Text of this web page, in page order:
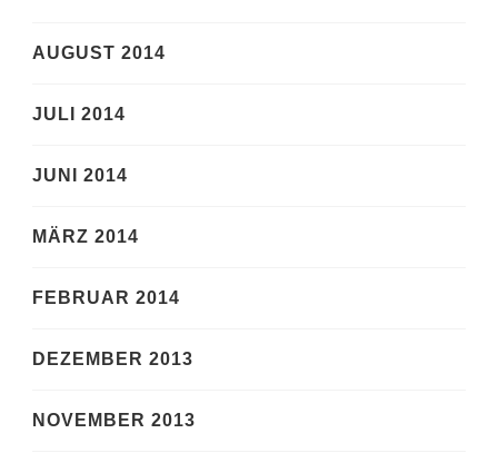
AUGUST 2014
JULI 2014
JUNI 2014
MÄRZ 2014
FEBRUAR 2014
DEZEMBER 2013
NOVEMBER 2013